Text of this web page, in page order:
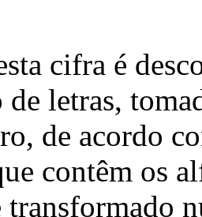
cifra é
letras,
de acordo
contêm os